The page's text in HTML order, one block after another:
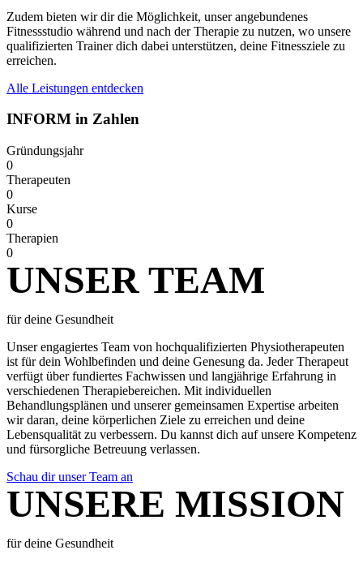
Zudem bieten wir dir die Möglichkeit, unser angebundenes
Fitnessstudio während und nach der Therapie zu nutzen, wo unsere
qualifizierten Trainer dich dabei unterstützen, deine Fitnessziele zu
erreichen.
Alle Leistungen entdecken
INFORM in Zahlen
Gründungsjahr
0
Therapeuten
0
Kurse
0
Therapien
0
UNSER TEAM
für deine Gesundheit
Unser engagiertes Team von hochqualifizierten Physiotherapeuten
ist für dein Wohlbefinden und deine Genesung da. Jeder Therapeut
verfügt über fundiertes Fachwissen und langjährige Erfahrung in
verschiedenen Therapiebereichen. Mit individuellen
Behandlungsplänen und unserer gemeinsamen Expertise arbeiten
wir daran, deine körperlichen Ziele zu erreichen und deine
Lebensqualität zu verbessern. Du kannst dich auf unsere Kompetenz
und fürsorgliche Betreuung verlassen.
Schau dir unser Team an
UNSERE MISSION
für deine Gesundheit